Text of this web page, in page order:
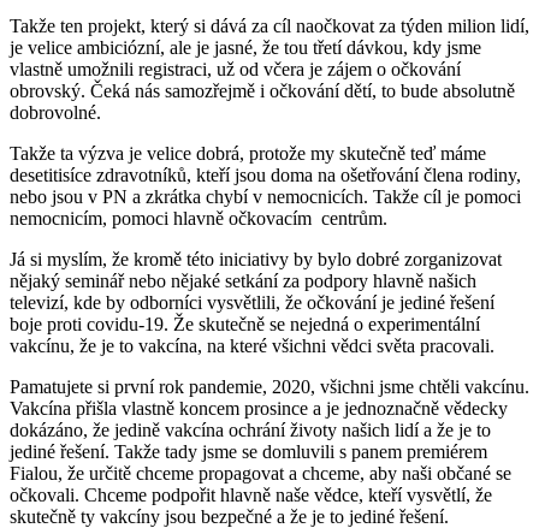
Takže ten projekt, který si dává za cíl naočkovat za týden milion lidí,
je velice ambiciózní, ale je jasné, že tou třetí dávkou, kdy jsme
vlastně umožnili registraci, už od včera je zájem o očkování
obrovský. Čeká nás samozřejmě i očkování dětí, to bude absolutně
dobrovolné.
Takže ta výzva je velice dobrá, protože my skutečně teď máme
desetitisíce zdravotníků, kteří jsou doma na ošetřování člena rodiny,
nebo jsou v PN a zkrátka chybí v nemocnicích. Takže cíl je pomoci
nemocnicím, pomoci hlavně očkovacím centrům.
Já si myslím, že kromě této iniciativy by bylo dobré zorganizovat
nějaký seminář nebo nějaké setkání za podpory hlavně našich
televizí, kde by odborníci vysvětlili, že očkování je jediné řešení
boje proti covidu-19. Že skutečně se nejedná o experimentální
vakcínu, že je to vakcína, na které všichni vědci světa pracovali.
Pamatujete si první rok pandemie, 2020, všichni jsme chtěli vakcínu.
Vakcína přišla vlastně koncem prosince a je jednoznačně vědecky
dokázáno, že jedině vakcína ochrání životy našich lidí a že je to
jediné řešení. Takže tady jsme se domluvili s panem premiérem
Fialou, že určitě chceme propagovat a chceme, aby naši občané se
očkovali. Chceme podpořit hlavně naše vědce, kteří vysvětlí, že
skutečně ty vakcíny jsou bezpečné a že je to jediné řešení.